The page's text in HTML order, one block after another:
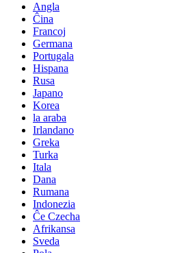
Angla
Ĉina
Francoj
Germana
Portugala
Hispana
Rusa
Japano
Korea
la araba
Irlandano
Greka
Turka
Itala
Dana
Rumana
Indonezia
Ĉe Czecha
Afrikansa
Sveda